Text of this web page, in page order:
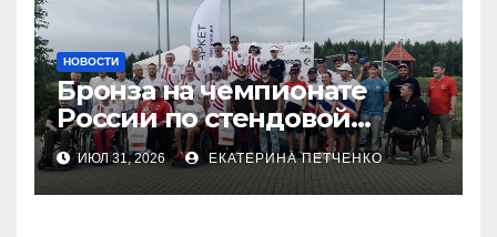
НОВОСТИ
Бронза на чемпионате
России по стендовой
стрельбе
ИЮЛ 31, 2026 ЕКАТЕРИНА ПЕТЧЕНКО